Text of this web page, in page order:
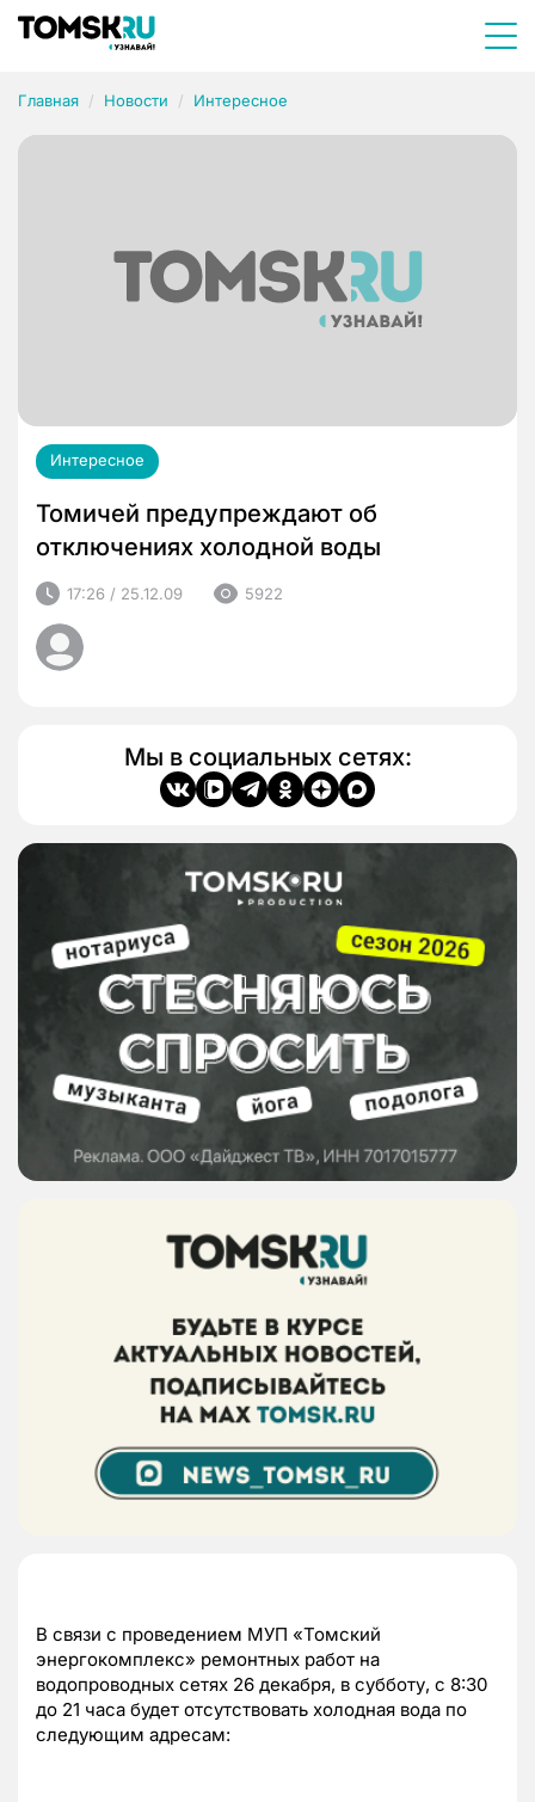
Главная Новости Интересное
Интересное
Томичей предупреждают об
отключениях холодной воды
17:26 / 25.12.09 5922
Мы в социальных сетях:
В связи с проведением МУП «Томский
энергокомплекс» ремонтных работ на
водопроводных сетях 26 декабря, в субботу, с 8:30
до 21 часа будет отсутствовать холодная вода по
следующим адресам: